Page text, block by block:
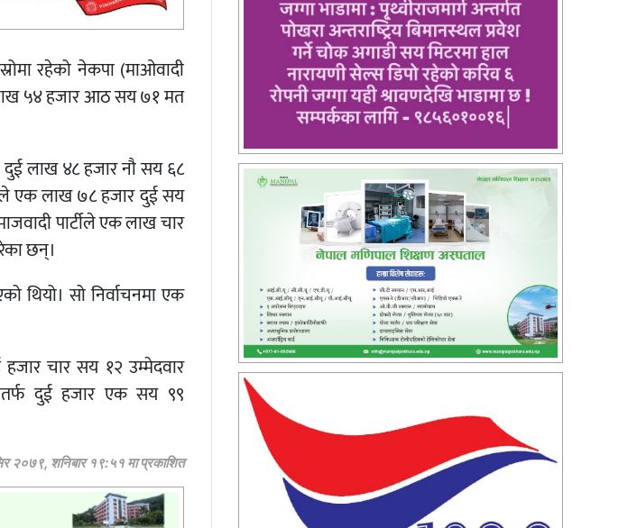
रहेको नेकपा (माओवादी
लाख ५४ हजार आठ सय ७१ मत
दुई लाख ४८ हजार नौ सय ६८
एक लाख ७८ हजार दुई सय
पार्टीले एक लाख चार
छन्।
थियो। सो निर्वाचनमा एक
हजार चार सय १२ उम्मेदवार
दुई हजार एक सय ९९
२०७९, शनिबार १९:५१ मा प्रकाशित